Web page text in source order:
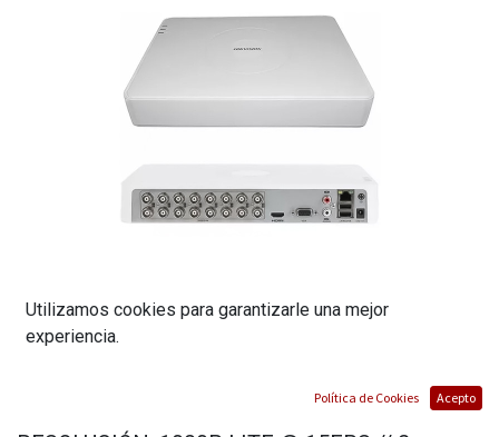
AHD, TVI, CVI, CVBS E IP CÁMARAS) //
Utilizamos cookies para garantizarle una mejor
experiencia.
Política de Cookies Acepto